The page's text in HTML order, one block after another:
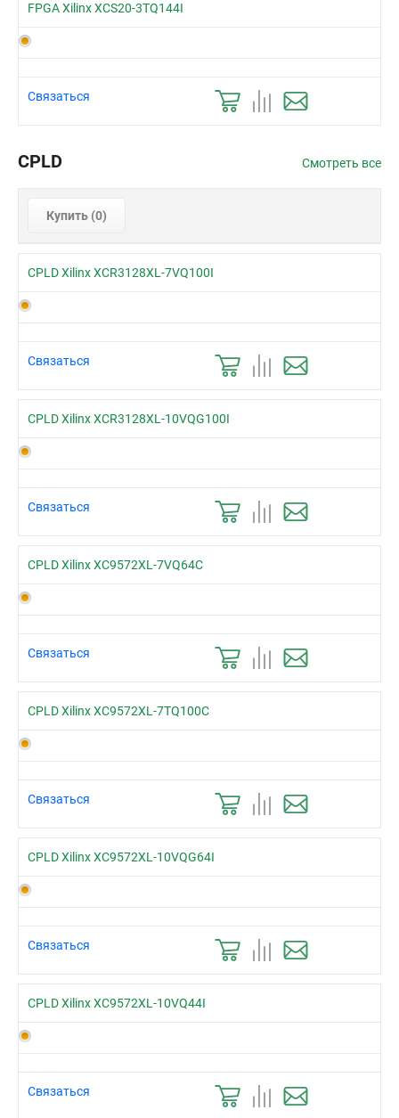
FPGA Xilinx XCS20-3TQ144I
Связаться
CPLD Смотреть все
Купить (0)
CPLD Xilinx XCR3128XL-7VQ100I
Связаться
CPLD Xilinx XCR3128XL-10VQG100I
Связаться
CPLD Xilinx XC9572XL-7VQ64C
Связаться
CPLD Xilinx XC9572XL-7TQ100C
Связаться
CPLD Xilinx XC9572XL-10VQG64I
Связаться
CPLD Xilinx XC9572XL-10VQ44I
Связаться